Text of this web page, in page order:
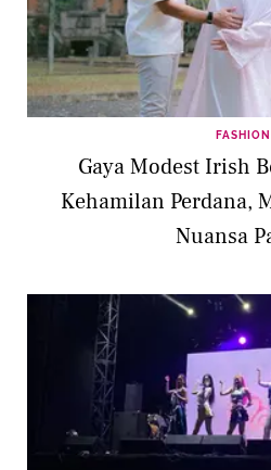
FASHION
Gaya Modest Irish
Kehamilan Perdana,
Nuansa